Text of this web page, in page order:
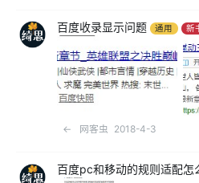
百度收录显示问题 通用 新
← 网客虫 2018-4-3
百度pc和移动的规则适配怎